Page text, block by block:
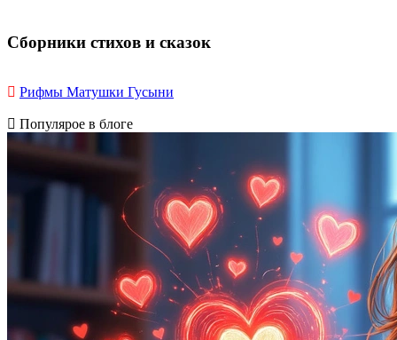
Сборники стихов и сказок
Рифмы Матушки Гусыни
Популярое в блоге